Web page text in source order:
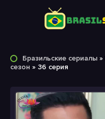
Бразильские сериалы »
сезон » 36 серия